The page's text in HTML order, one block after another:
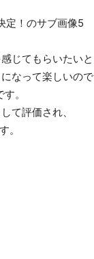
じてもらいたいと
なって楽しいので
。
て評価され、
。